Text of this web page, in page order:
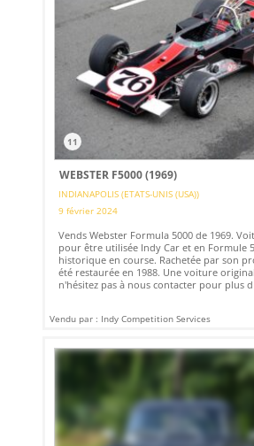
11
WEBSTER F5000 (1969)
INDIANAPOLIS (ETATS-UNIS (USA))
9 février 2024
Vends Webster Formula 5000 de 1969.
pour être utilisée Indy Car et en Formule
historique en course. Rachetée par son
été restaurée en 1988. Une voiture
n'hésitez pas à nous contacter pour plus
Vendu par : Indy Competition Services